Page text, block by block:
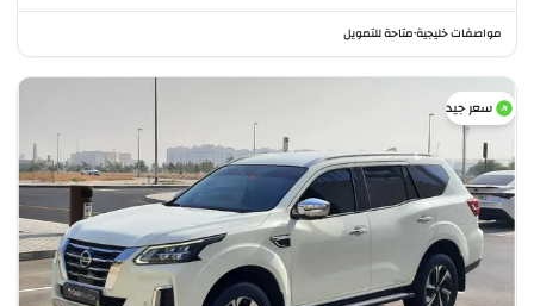
مواصفات خليجية•متاحة للتمويل
سعر جيد